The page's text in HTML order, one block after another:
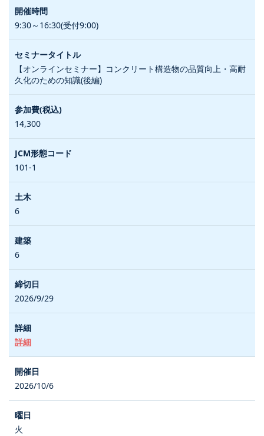
9:30～16:30(受付9:00)
【オンラインセミナー】コンクリート構造物の品質向上・高耐
久化のための知識(後編)
14,300
101-1
6
6
2026/9/29
詳細
2026/10/6
火